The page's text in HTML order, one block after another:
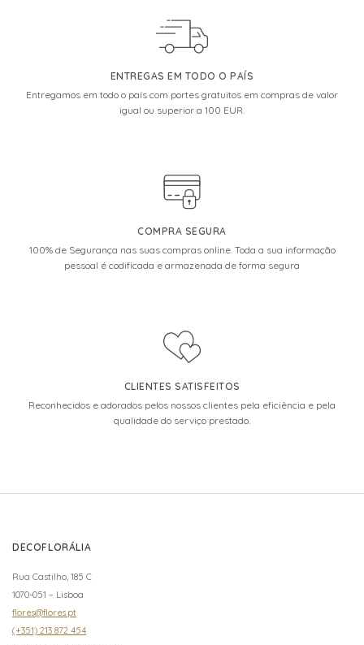
ENTREGAS EM TODO O PAÍS
Entregamos em todo o país com portes gratuitos em compras de valor
igual ou superior a 100 EUR.
COMPRA SEGURA
100% de Segurança nas suas compras online. Toda a sua informação
pessoal é codificada e armazenada de forma segura
CLIENTES SATISFEITOS
Reconhecidos e adorados pelos nossos clientes pela eficiência e pela
qualidade do serviço prestado.
DECOFLORÁLIA
Rua Castilho, 185 C
1070-051 – Lisboa
flores@flores.pt
(+351) 213 872 454